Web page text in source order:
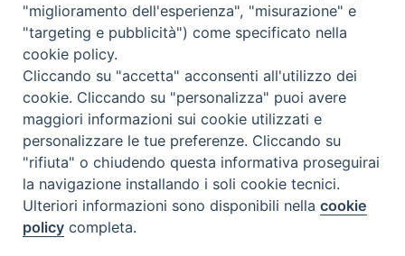
Seminario Vescovile di Treviso
p.tta Benedetto XI, 2
31100 Treviso
Tel. 0422 324835
segreteria@itigt.it
Orario di segreteria
lunedì 17.30-19.30
martedì 17.30-19.30
mercoledì 17.30-19.30
giovedì 17.30-19.30
"miglioramento dell'esperienza", "misurazione" e
"targeting e pubblicità") come specificato nella
cookie policy.
Cliccando su "accetta" acconsenti all'utilizzo dei
cookie. Cliccando su "personalizza" puoi avere
maggiori informazioni sui cookie utilizzati e
personalizzare le tue preferenze. Cliccando su
"rifiuta" o chiudendo questa informativa proseguirai
la navigazione installando i soli cookie tecnici.
Ulteriori informazioni sono disponibili nellacookie
policy completa.